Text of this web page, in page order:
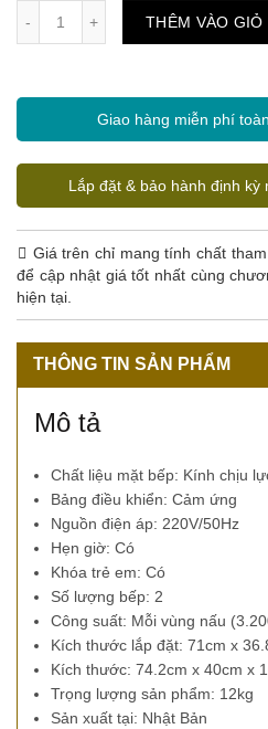
THÊM VÀO GIỎ
Giao hàng miễn phí
Lắp đặt & bảo hành định kỳ
Giá trên chỉ mang tính chất
để cập nhật giá tốt nhất cùng
hiện tại.
THÔNG TIN SẢN PHẨM
Mô tả
Chất liệu mặt bếp: Kính chịu
Bảng điều khiển: Cảm ứng
Nguồn điện áp: 220V/50Hz
Hẹn giờ: Có
Khóa trẻ em: Có
Số lượng bếp: 2
Công suất: Mỗi vùng nấu
Kích thước lắp đặt: 71cm x
Kích thước: 74.2cm x 40cm x
Trọng lượng sản phẩm: 12kg
Sản xuất tại: Nhật Bản